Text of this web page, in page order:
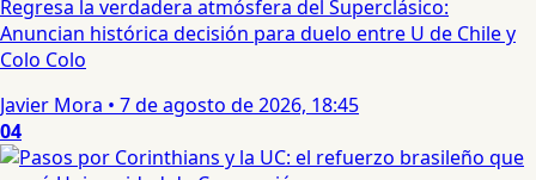
Regresa la verdadera atmósfera del Superclásico:
Anuncian histórica decisión para duelo entre U de Chile y
Colo Colo
Javier Mora • 7 de agosto de 2026, 18:45
04